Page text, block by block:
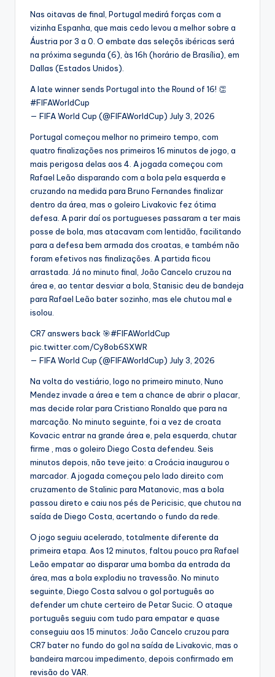
Nas oitavas de final, Portugal medirá forças com a
vizinha Espanha, que mais cedo levou a melhor sobre a
Áustria por 3 a 0. O embate das seleçõs ibéricas será
na próxima segunda (6), às 16h (horário de Brasília), em
Dallas (Estados Unidos).
A late winner sends Portugal into the Round of 16! 👏
#FIFAWorldCup
— FIFA World Cup (@FIFAWorldCup) July 3, 2026
Portugal começou melhor no primeiro tempo, com
quatro finalizações nos primeiros 16 minutos de jogo, a
mais perigosa delas aos 4. A jogada começou com
Rafael Leão disparando com a bola pela esquerda e
cruzando na medida para Bruno Fernandes finalizar
dentro da área, mas o goleiro Livakovic fez ótima
defesa. A parir daí os portugueses passaram a ter mais
posse de bola, mas atacavam com lentidão, facilitando
para a defesa bem armada dos croatas, e também não
foram efetivos nas finalizações. A partida ficou
arrastada. Já no minuto final, João Cancelo cruzou na
área e, ao tentar desviar a bola, Stanisic deu de bandeja
para Rafael Leão bater sozinho, mas ele chutou mal e
isolou.
CR7 answers back 🎯#FIFAWorldCup
pic.twitter.com/Cy8ob6SXWR
— FIFA World Cup (@FIFAWorldCup) July 3, 2026
Na volta do vestiário, logo no primeiro minuto, Nuno
Mendez invade a área e tem a chance de abrir o placar,
mas decide rolar para Cristiano Ronaldo que para na
marcação. No minuto seguinte, foi a vez de croata
Kovacic entrar na grande área e, pela esquerda, chutar
firme , mas o goleiro Diego Costa defendeu. Seis
minutos depois, não teve jeito: a Croácia inaugurou o
marcador. A jogada começou pelo lado direito com
cruzamento de Stalinic para Matanovic, mas a bola
passou direto e caiu nos pés de Pericisic, que chutou na
saída de Diego Costa, acertando o fundo da rede.
O jogo seguiu acelerado, totalmente diferente da
primeira etapa. Aos 12 minutos, faltou pouco pra Rafael
Leão empatar ao disparar uma bomba da entrada da
área, mas a bola explodiu no travessão. No minuto
seguinte, Diego Costa salvou o gol português ao
defender um chute certeiro de Petar Sucic. O ataque
português seguiu com tudo para empatar e quase
conseguiu aos 15 minutos: João Cancelo cruzou para
CR7 bater no fundo do gol na saída de Livakovic, mas o
bandeira marcou impedimento, depois confirmado em
revisão do VAR.